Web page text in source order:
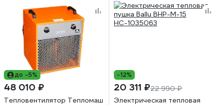
до -5%
48 010 ₽
Тепловентилятор Тепломаш
-12%
20 311 ₽22 990 ₽
Электрическая тепловая